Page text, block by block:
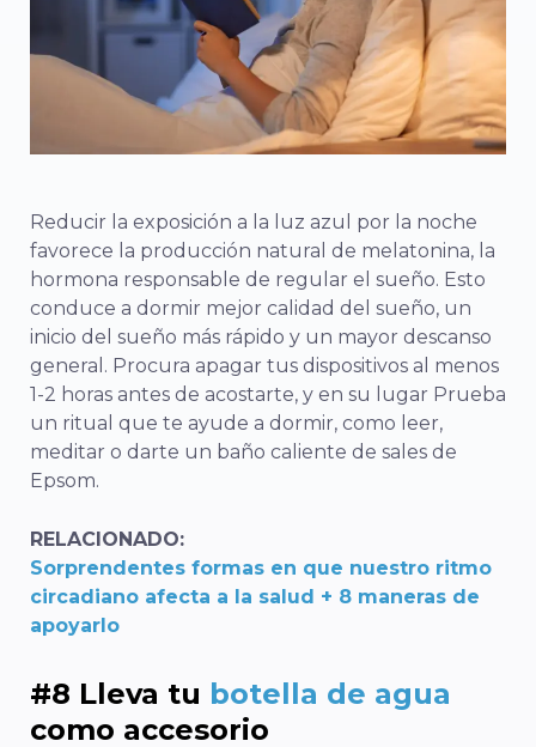
Reducir la exposición a la luz azul por la noche
favorece la producción natural de melatonina, la
hormona responsable de regular el sueño. Esto
conduce a dormir mejor calidad del sueño, un
inicio del sueño más rápido y un mayor descanso
general. Procura apagar tus dispositivos al menos
1-2 horas antes de acostarte, y en su lugar Prueba
un ritual que te ayude a dormir, como leer,
meditar o darte un baño caliente de sales de
Epsom.
RELACIONADO:
Sorprendentes formas en que nuestro ritmo
circadiano afecta a la salud + 8 maneras de
apoyarlo
#8 Lleva tu botella de agua
como accesorio